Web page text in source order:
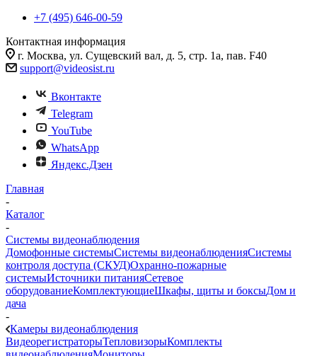
+7 (495) 646-00-59
Контактная информация
г. Москва, ул. Сущевский вал, д. 5, стр. 1а, пав. F40
support@videosist.ru
Вконтакте
Telegram
YouTube
WhatsApp
Яндекс.Дзен
Главная
-
Каталог
-
Системы видеонаблюдения
Домофонные системыСистемы видеонаблюденияСистемы
контроля доступа (СКУД)Охранно-пожарные
системыИсточники питанияСетевое
оборудованиеКомплектующиеШкафы, щиты и боксыДом и
дача
-
Камеры видеонаблюдения
ВидеорегистраторыТепловизорыКомплекты